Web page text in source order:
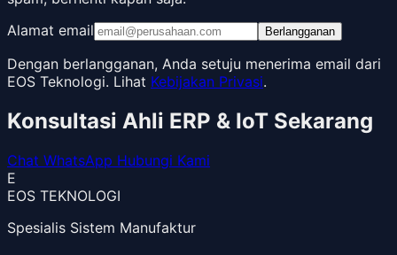
Alamat email
Berlangganan
Dengan berlangganan, Anda setuju menerima email dari
EOS Teknologi. Lihat Kebijakan Privasi.
Konsultasi Ahli ERP & IoT Sekarang
Chat WhatsApp Hubungi Kami
E
EOS TEKNOLOGI
Spesialis Sistem Manufaktur